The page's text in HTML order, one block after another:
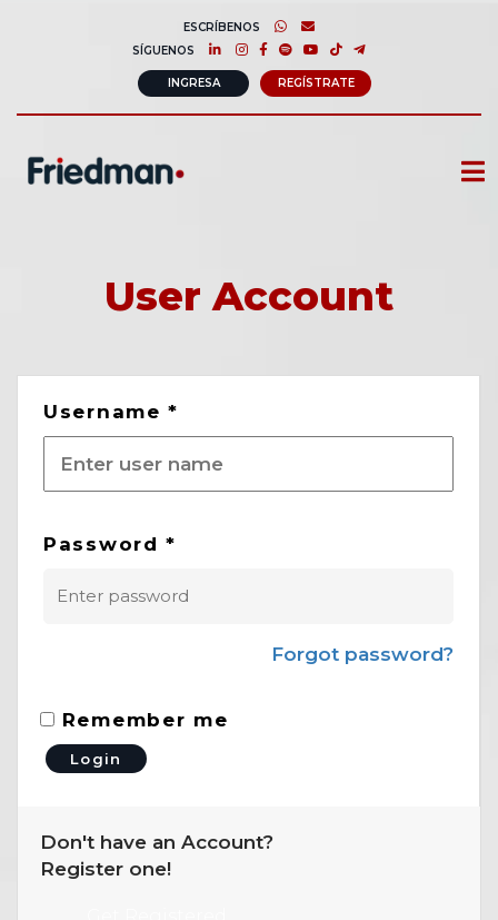
ESCRÍBENOS
SÍGUENOS
INGRESA REGÍSTRATE
MEMBRESIAS
SOBRE NOSOTROS
CONTACTO
0
User Account
Username*
Password*
Forgot password?
Remember me
Don't have an Account?
Register one!